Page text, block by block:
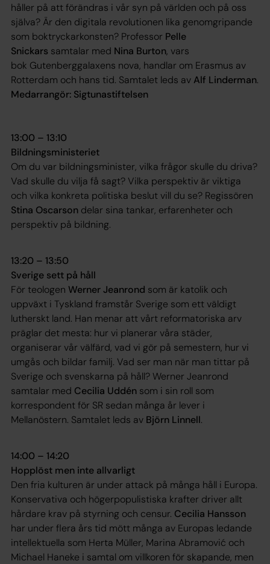
håller på att förändras i vår syn på världen och på oss
själva? Är den digitala revolutionen lika genomgripande
som boktryckarkonsten? Professor Pelle
Snickars samtalar med Nina Burton, vars
bok Gutenberggalaxens nova, handlar om Erasmus av
Rotterdam och hans tid. Samtalet leds avAlf Linderman.
Medarrangör: Sigtunastiftelsen
13:00 – 13:10
Bildningsministeriet
Om du var bildningsminister, vilka frågor skulle du driva?
Vad skulle du vilja få sagt? Vilka perspektiv är viktiga
och vilka konkreta politiska beslut vill du se? Regissören
Stina Oscarson delar sina tankar, erfarenheter och
perspektiv på bildning.
13:20 – 13:50
Sverige sett på håll
För teologen Werner Jeanrond som är katolik och
uppväxt i Tyskland framstår Sverige som ett väldigt
lutherskt land. Han menar att vårt reformatoriska arv
präglar det mesta: hur vi planerar våra städer,
organiserar vår välfärd, vad vi gör på semestern, hur vi
umgås och bildar familj. Vad ser man när man tittar på
Sverige och svenskarna på håll? Werner Jeanrond
samtalar med Cecilia Uddén som i sin roll som
korrespondent för SR sedan många år lever i
Mellanöstern. Samtalet leds av Björn Linnell.
14:00 – 14:20
Hopplöst men inte allvarligt
Den fria kulturen är under attack på många håll i Europa.
Konservativa och högerpopulistiska krafter driver allt
hårdare krav på styrning och censur. Cecilia Hansson
har under flera års tid mött många av Europas ledande
intellektuella som Herta Müller, Marina Abramović och
Michael Haneke i samtal om villkoren för skapande, men